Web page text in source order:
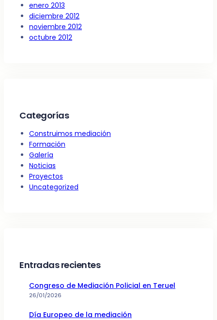
enero 2013
diciembre 2012
noviembre 2012
octubre 2012
Categorías
Construimos mediación
Formación
Galería
Noticias
Proyectos
Uncategorized
Entradas recientes
Congreso de Mediación Policial en Teruel
26/01/2026
Día Europeo de la mediación